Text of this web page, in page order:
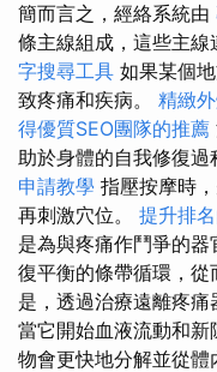
簡而言之，經絡系統由
條主線組成，這些主線
字搜尋工具 如果某個
致疼痛和疾病。 精緻
得優質SEO團隊的推薦
助於身體的自我修復過
申請教學 指壓按摩時
再刺激穴位。 提升排
是為與疼痛作鬥爭的
復平衡的條帶循環，從
是，透過治療遠離疼痛
當它開始血液流動和
物會更快地分解並從體